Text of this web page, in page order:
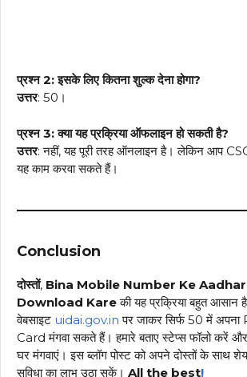
प्रश्न 2: इसके लिए कितना शुल्क देना होगा?
उत्तर: ₹50।
प्रश्न 3: क्या यह प्रक्रिया ऑफलाइन हो सकती है?
उत्तर: नहीं, यह पूरी तरह ऑनलाइन है। लेकिन आप
यह काम करवा सकते हैं।
Conclusion
दोस्तों, Bina Mobile Number Ke
Download Kareकी यह प्रक्रिया बहुत
वेबसाइट uidai.gov.in पर जाकर सिर्फ ₹50 में
Card मंगवा सकते हैं। हमारे बताए स्टेप्स फॉलो करें
घर मंगवाएं। इस ब्लॉग पोस्ट को अपने दोस्तों के साथ
सुविधा का लाभ उठा सकें। All the best!